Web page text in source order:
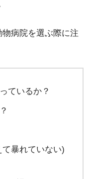
病院を選ぶ際に注
ているか？
暴れていない)